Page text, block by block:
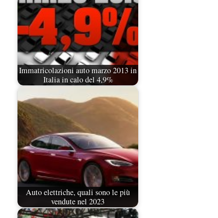
Immatricolazioni auto marzo 2013 in
Italia in calo del 4,9%
Auto elettriche, quali sono le più
vendute nel 2023